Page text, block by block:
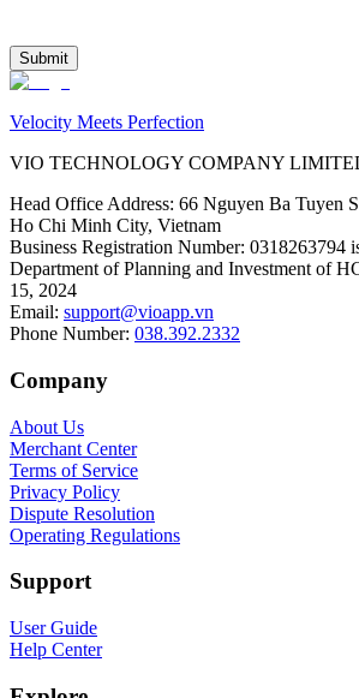
Submit
Velocity Meets Perfection
VIO TECHNOLOGY COMPANY
Head Office Address: 66 Nguyen Ba Tuyen
Ho Chi Minh City, Vietnam
Business Registration Number: 0318263794
Department of Planning and Investment of
15, 2024
Email: support@vioapp.vn
Phone Number: 038.392.2332
Company
About Us
Merchant Center
Terms of Service
Privacy Policy
Dispute Resolution
Operating Regulations
Support
User Guide
Help Center